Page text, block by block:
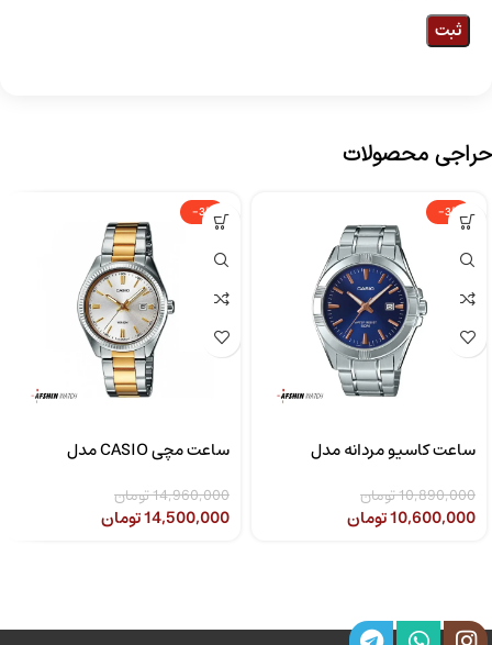
حراجی محصولات
-3%
ساعت کاسیو مردانه مدل
10,890,000تومان
10,600,000تومان
-3%
ساعت مچی CASIO مدل
14,960,000تومان
14,500,000تومان